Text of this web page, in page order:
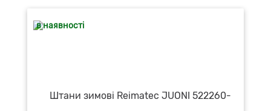
в наявності